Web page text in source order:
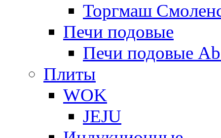
Торгмаш
Печи подовые
Печи подовые
Плиты
WOK
JEJU